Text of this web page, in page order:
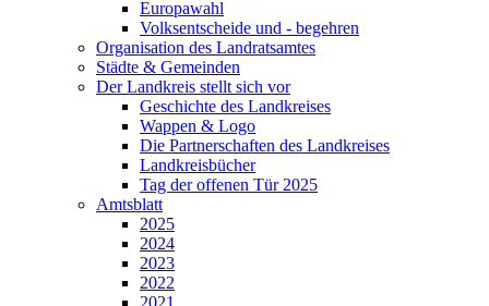
Europawahl
Volksentscheide und - begehren
Organisation des Landratsamtes
Städte & Gemeinden
Der Landkreis stellt sich vor
Geschichte des Landkreises
Wappen & Logo
Die Partnerschaften des Landkreises
Landkreisbücher
Tag der offenen Tür 2025
Amtsblatt
2025
2024
2023
2022
2021